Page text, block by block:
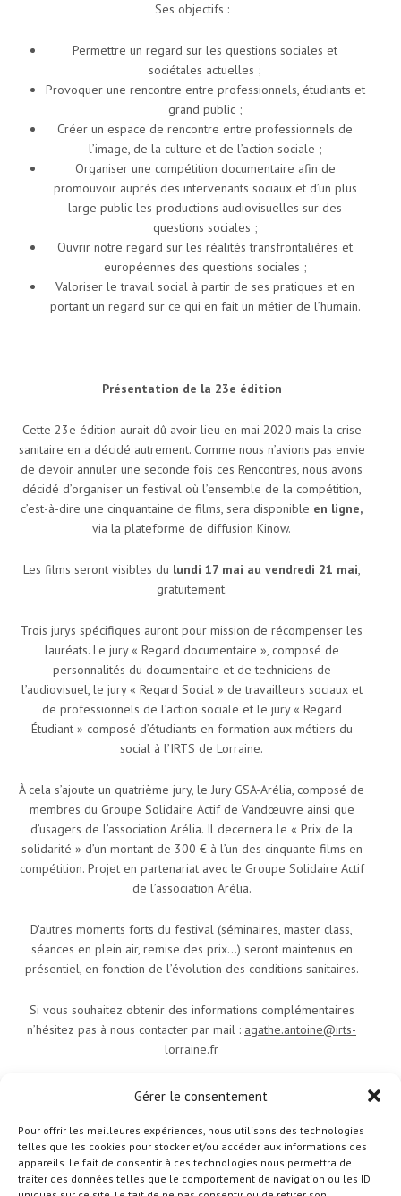
Gérer le consentement
Pour offrir les meilleures expériences, nous utilisons des technologies
telles que les cookies pour stocker et/ou accéder aux informations des
appareils. Le fait de consentir à ces technologies nous permettra de
traiter des données telles que le comportement de navigation ou les ID
Ses objectifs :
Permettre un regard sur les questions sociales et
sociétales actuelles ;
Provoquer une rencontre entre professionnels, étudiants et
grand public ;
Créer un espace de rencontre entre professionnels de
l’image, de la culture et de l’action sociale ;
Organiser une compétition documentaire afin de
promouvoir auprès des intervenants sociaux et d’un plus
large public les productions audiovisuelles sur des
questions sociales ;
Ouvrir notre regard sur les réalités transfrontalières et
européennes des questions sociales ;
Valoriser le travail social à partir de ses pratiques et en
portant un regard sur ce qui en fait un métier de l’humain.
Présentation de la 23e édition
Cette 23e édition aurait dû avoir lieu en mai 2020 mais la crise
sanitaire en a décidé autrement. Comme nous n’avions pas envie
de devoir annuler une seconde fois ces Rencontres, nous avons
décidé d’organiser un festival où l’ensemble de la compétition,
c’est-à-dire une cinquantaine de films, sera disponible en ligne,
via la plateforme de diffusion Kinow.
Les films seront visibles du lundi 17 mai au vendredi 21 mai,
gratuitement.
Trois jurys spécifiques auront pour mission de récompenser les
lauréats. Le jury « Regard documentaire », composé de
personnalités du documentaire et de techniciens de
l’audiovisuel, le jury « Regard Social » de travailleurs sociaux et
de professionnels de l’action sociale et le jury « Regard
Étudiant » composé d’étudiants en formation aux métiers du
social à l’IRTS de Lorraine.
À cela s’ajoute un quatrième jury, le Jury GSA-Arélia, composé de
membres du Groupe Solidaire Actif de Vandœuvre ainsi que
d’usagers de l’association Arélia. Il decernera le « Prix de la
solidarité » d’un montant de 300 € à l’un des cinquante films en
compétition. Projet en partenariat avec le Groupe Solidaire Actif
de l’association Arélia.
D’autres moments forts du festival (séminaires, master class,
séances en plein air, remise des prix…) seront maintenus en
présentiel, en fonction de l’évolution des conditions sanitaires.
Si vous souhaitez obtenir des informations complémentaires
n’hésitez pas à nous contacter par mail : agathe.antoine@irts-
lorraine.fr
ou consultez et abonnez-vous à la page Facebook du Festival :